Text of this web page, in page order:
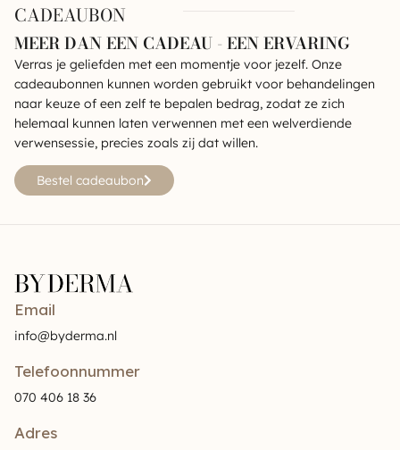
CADEAUBON
MEER DAN EEN CADEAU - EEN ERVARING
Verras je geliefden met een momentje voor jezelf. Onze
cadeaubonnen kunnen worden gebruikt voor behandelingen
naar keuze of een zelf te bepalen bedrag, zodat ze zich
helemaal kunnen laten verwennen met een welverdiende
verwensessie, precies zoals zij dat willen.
Bestel cadeaubon
Email
info@byderma.nl
Telefoonnummer
070 406 18 36
Adres